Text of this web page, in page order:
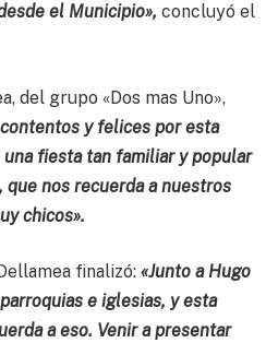
el Municipio», concluyó el
del grupo «Dos mas Uno»,
y felices por esta
fiesta tan familiar y popular
nos recuerda a nuestros
chicos».
finalizó: «Junto a Hugo
e iglesias, y esta
a eso. Venir a presentar